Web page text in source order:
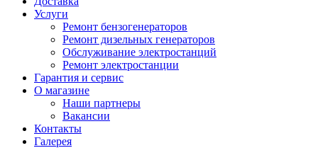
Услуги
Ремонт бензогенераторов
Ремонт дизельных генераторов
Обслуживание электростанций
Ремонт электростанции
Гарантия и сервис
О магазине
Наши партнеры
Вакансии
Контакты
Галерея